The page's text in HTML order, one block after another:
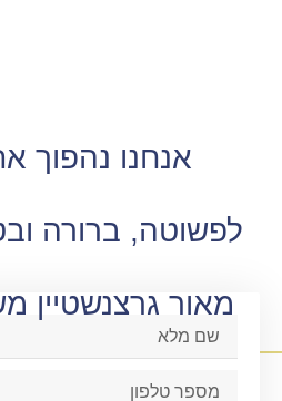
אנחנו נהפוך את
ברורה ובטוחה
גרצנשטיין משרד